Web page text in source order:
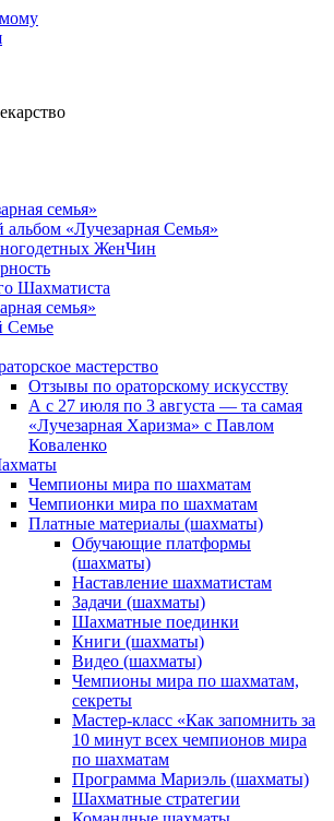
семья»
«Лучезарная Семья»
ЖенЧин
Шахматиста
семья»
Семье
мастерство
Отзывы по ораторскому искусству
А с 27 июля по 3 августа — та самая
«Лучезарная Харизма» с Павлом
Коваленко
Чемпионы мира по шахматам
Чемпионки мира по шахматам
Платные материалы (шахматы)
Обучающие платформы
(шахматы)
Наставление шахматистам
Задачи (шахматы)
Шахматные поединки
Книги (шахматы)
Видео (шахматы)
Чемпионы мира по шахматам,
секреты
Мастер-класс «Как запомнить за
10 минут всех чемпионов мира
по шахматам
Программа Мариэль (шахматы)
Шахматные стратегии